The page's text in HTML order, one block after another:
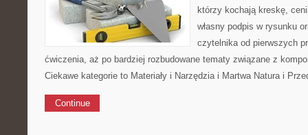
którzy kochają kreskę,
własny podpis w rysunku
czytelnika od pierwszych
ćwiczenia, aż po bardziej rozbudowane tematy związane z
Ciekawe kategorie to Materiały i Narzędzia i Martwa Natura i
Continue